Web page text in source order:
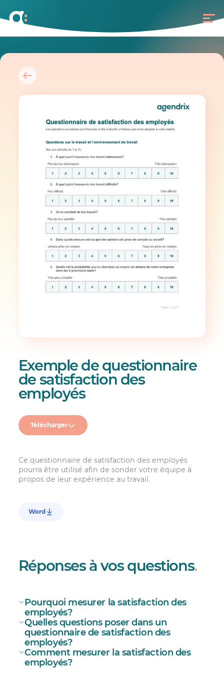
Télécharger
Exemple de questionnaire
de satisfaction des
employés
Ce questionnaire de satisfaction des employés
pourra être utilisé afin de sonder votre équipe à
propos de leur expérience au travail.
Word
Réponses à vos questions.
Pourquoi mesurer la satisfaction des
employés?
satisfaction des employés
Quelles questions poser dans un
questionnaire de satisfaction des
employés?
Comment mesurer la satisfaction des
employés?